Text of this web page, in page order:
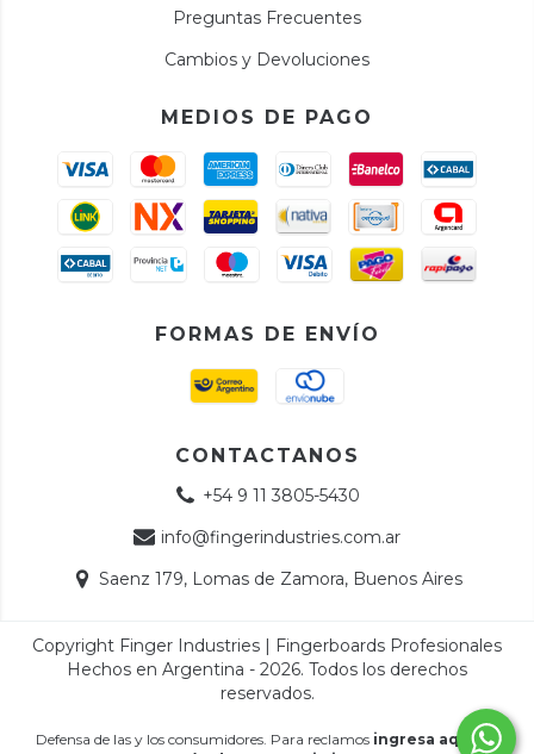
Preguntas Frecuentes
Cambios y Devoluciones
MEDIOS DE PAGO
FORMAS DE ENVÍO
CONTACTANOS
+54 9 11 3805-5430
info@fingerindustries.com.ar
Saenz 179, Lomas de Zamora, Buenos Aires
Copyright Finger Industries | Fingerboards Profesionales
Hechos en Argentina - 2026. Todos los derechos
reservados.
Defensa de las y los consumidores. Para reclamos ingresa aquí.
/